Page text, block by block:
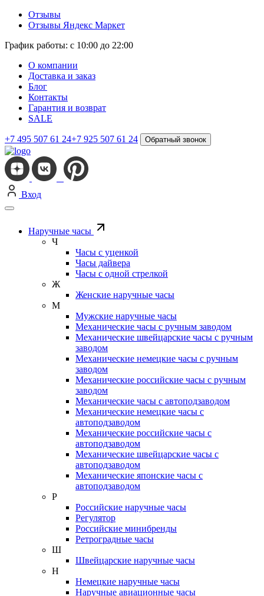
Отзывы
Отзывы Яндекс Маркет
График работы: с 10:00 до 22:00
О компании
Доставка и заказ
Блог
Контакты
Гарантия и возврат
SALE
+7 495 507 61 24+7 925 507 61 24 Обратный звонок
Вход
Наручные часы
Ч
Часы с уценкой
Часы дайвера
Часы с одной стрелкой
Ж
Женские наручные часы
М
Мужские наручные часы
Механические часы с ручным заводом
Механические швейцарские часы с ручным
заводом
Механические немецкие часы с ручным
заводом
Механические российские часы с ручным
заводом
Механические часы с автоподзаводом
Механические немецкие часы с
автоподзаводом
Механические российские часы с
автоподзаводом
Механические швейцарские часы с
автоподзаводом
Механические японские часы с
автоподзаводом
Р
Российские наручные часы
Регулятор
Российские минибренды
Ретроградные часы
Ш
Швейцарские наручные часы
Н
Немецкие наручные часы
Наручные авиационные часы